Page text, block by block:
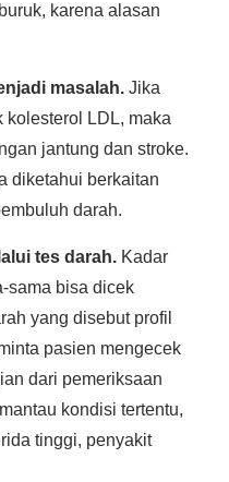
karena alasan
masalah. Jika
kolesterol LDL, maka
jantung dan stroke.
diketahui berkaitan
darah.
tes darah. Kadar
sama bisa dicek
yang disebut profil
pasien mengecek
dari pemeriksaan
kondisi tertentu,
tinggi, penyakit